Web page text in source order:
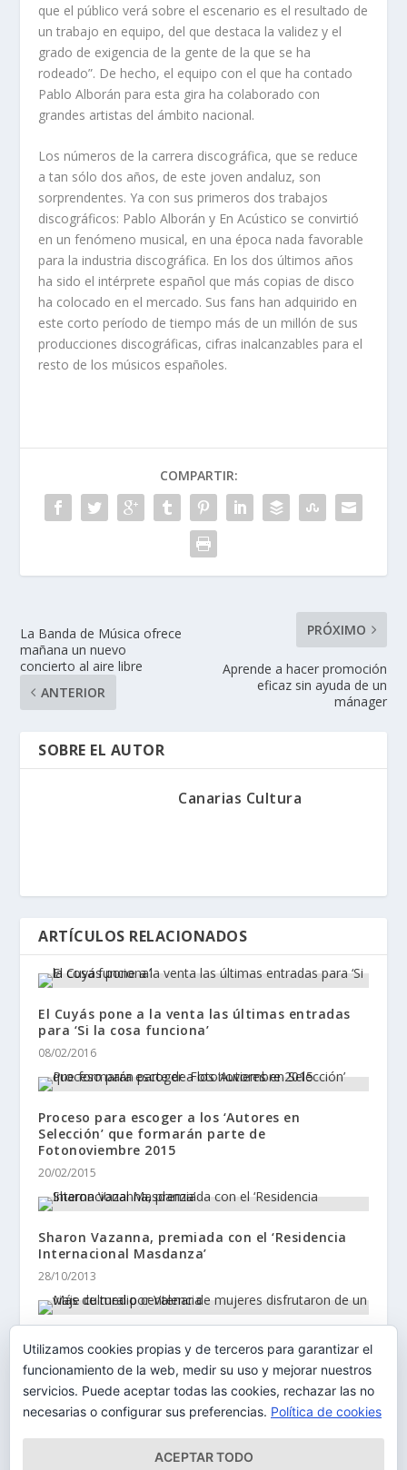
que el público verá sobre el escenario es el resultado de
un trabajo en equipo, del que destaca la validez y el
grado de exigencia de la gente de la que se ha
rodeado”. De hecho, el equipo con el que ha contado
Pablo Alborán para esta gira ha colaborado con
grandes artistas del ámbito nacional.
Los números de la carrera discográfica, que se reduce
a tan sólo dos años, de este joven andaluz, son
sorprendentes. Ya con sus primeros dos trabajos
discográficos: Pablo Alborán y En Acústico se convirtió
en un fenómeno musical, en una época nada favorable
para la industria discográfica. En los dos últimos años
ha sido el intérprete español que más copias de disco
ha colocado en el mercado. Sus fans han adquirido en
este corto período de tiempo más de un millón de sus
producciones discográficas, cifras inalcanzables para el
resto de los músicos españoles.
COMPARTIR:
La Banda de Música ofrece
mañana un nuevo
concierto al aire libre
ANTERIOR
PRÓXIMO
Aprende a hacer promoción
eficaz sin ayuda de un
mánager
SOBRE EL AUTOR
Canarias Cultura
ARTÍCULOS RELACIONADOS
El Cuyás pone a la venta las últimas entradas
para ‘Si la cosa funciona’
08/02/2016
Proceso para escoger a los ‘Autores en
Selección’ que formarán parte de
Fotonoviembre 2015
20/02/2015
Sharon Vazanna, premiada con el ‘Residencia
Internacional Masdanza’
28/10/2013
Más de medio centenar de mujeres disfrutaron
de un viaje cultural por Valencia
15/07/2014
Utilizamos cookies propias y de terceros para garantizar el
funcionamiento de la web, medir su uso y mejorar nuestros
servicios. Puede aceptar todas las cookies, rechazar las no
necesarias o configurar sus preferencias. Política de cookies
ACEPTAR TODO